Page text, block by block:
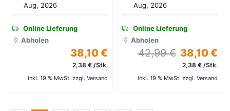
Aug, 2026
Online Lieferung
Abholen
38,10 €
2,38 € /Stk.
inkl. 19 % MwSt. zzgl. Versand
Aug, 2026
Online Lieferung
Abholen
42,99 € 38,10 €
2,38 € /Stk.
inkl. 19 % MwSt. zzgl. Versand